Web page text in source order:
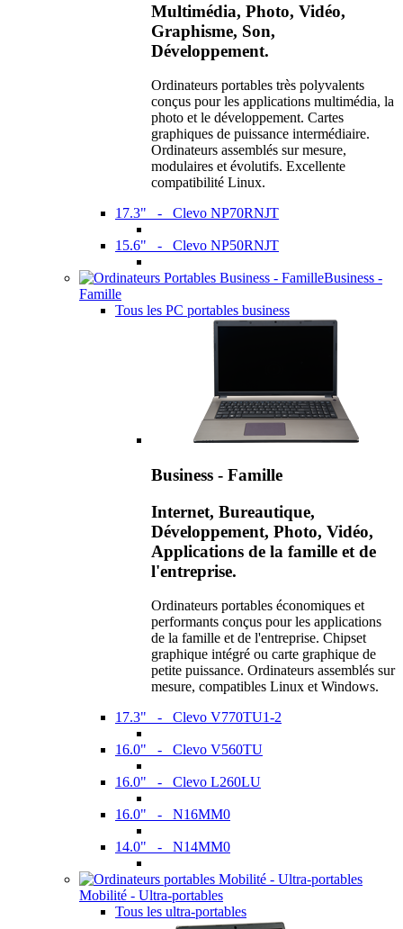
Multimédia, Photo, Vidéo,
Graphisme, Son,
Développement.
Ordinateurs portables très polyvalents
conçus pour les applications multimédia, la
photo et le développement. Cartes
graphiques de puissance intermédiaire.
Ordinateurs assemblés sur mesure,
modulaires et évolutifs. Excellente
compatibilité Linux.
17.3" - Clevo NP70RNJT
15.6" - Clevo NP50RNJT
Business -
Famille
Tous les PC portables business
Business - Famille
Internet, Bureautique,
Développement, Photo, Vidéo,
Applications de la famille et de
l'entreprise.
Ordinateurs portables économiques et
performants conçus pour les applications
de la famille et de l'entreprise. Chipset
graphique intégré ou carte graphique de
petite puissance. Ordinateurs assemblés sur
mesure, compatibles Linux et Windows.
17.3" - Clevo V770TU1-2
16.0" - Clevo V560TU
16.0" - Clevo L260LU
16.0" - N16MM0
14.0" - N14MM0
Mobilité - Ultra-portables
Tous les ultra-portables